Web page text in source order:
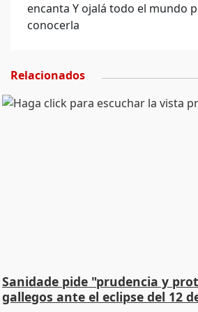
encanta Y ojalá todo el mundo
conocerla
Relacionados
Sanidade pide "prudencia y
gallegos ante el eclipse del 12